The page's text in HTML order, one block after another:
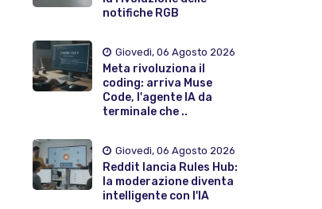
notifiche RGB
Giovedì, 06 Agosto 2026
Meta rivoluziona il
coding: arriva Muse
Code, l'agente IA da
terminale che ..
Giovedì, 06 Agosto 2026
Reddit lancia Rules Hub:
la moderazione diventa
intelligente con l'IA